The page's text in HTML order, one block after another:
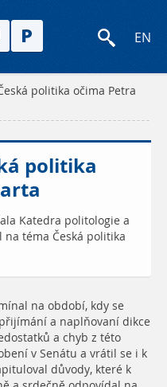
EN
politika očima Petra
politika
Katedra politologie a
téma Česká politika
na období, kdy se
a naplňovaní dikce
a chyb z této
v Senátu a vrátil se i k
důvody, které k